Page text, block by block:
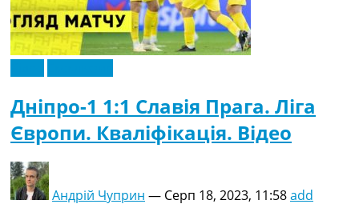
Дніпро-1 1:1 Славія Прага. Ліга
Європи. Кваліфікація. Відео
Андрій Чуприн — Серп 18, 2023, 11:58add